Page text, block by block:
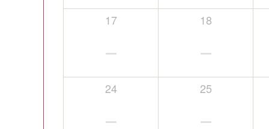
17
－
18
－
24
－
25
－